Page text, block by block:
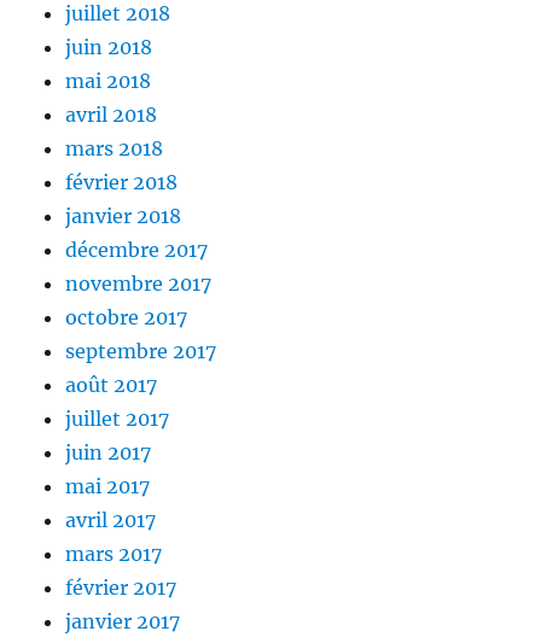
juillet 2018
juin 2018
mai 2018
avril 2018
mars 2018
février 2018
janvier 2018
décembre 2017
novembre 2017
octobre 2017
septembre 2017
août 2017
juillet 2017
juin 2017
mai 2017
avril 2017
mars 2017
février 2017
janvier 2017